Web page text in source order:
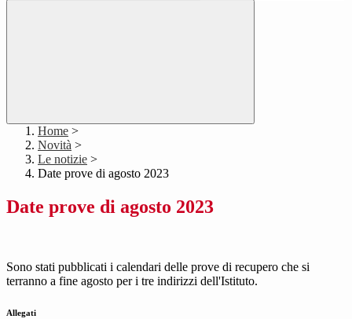
Home >
Novità >
Le notizie >
Date prove di agosto 2023
Date prove di agosto 2023
Sono stati pubblicati i calendari delle prove di recupero che si
terranno a fine agosto per i tre indirizzi dell'Istituto.
Allegati